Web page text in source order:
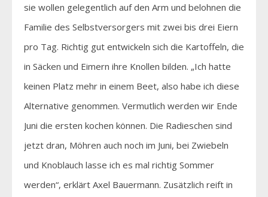
sie wollen gelegentlich auf den Arm und belohnen die
Familie des Selbstversorgers mit zwei bis drei Eiern
pro Tag. Richtig gut entwickeln sich die Kartoffeln, die
in Säcken und Eimern ihre Knollen bilden. „Ich hatte
keinen Platz mehr in einem Beet, also habe ich diese
Alternative genommen. Vermutlich werden wir Ende
Juni die ersten kochen können. Die Radieschen sind
jetzt dran, Möhren auch noch im Juni, bei Zwiebeln
und Knoblauch lasse ich es mal richtig Sommer
werden“, erklärt Axel Bauermann. Zusätzlich reift in